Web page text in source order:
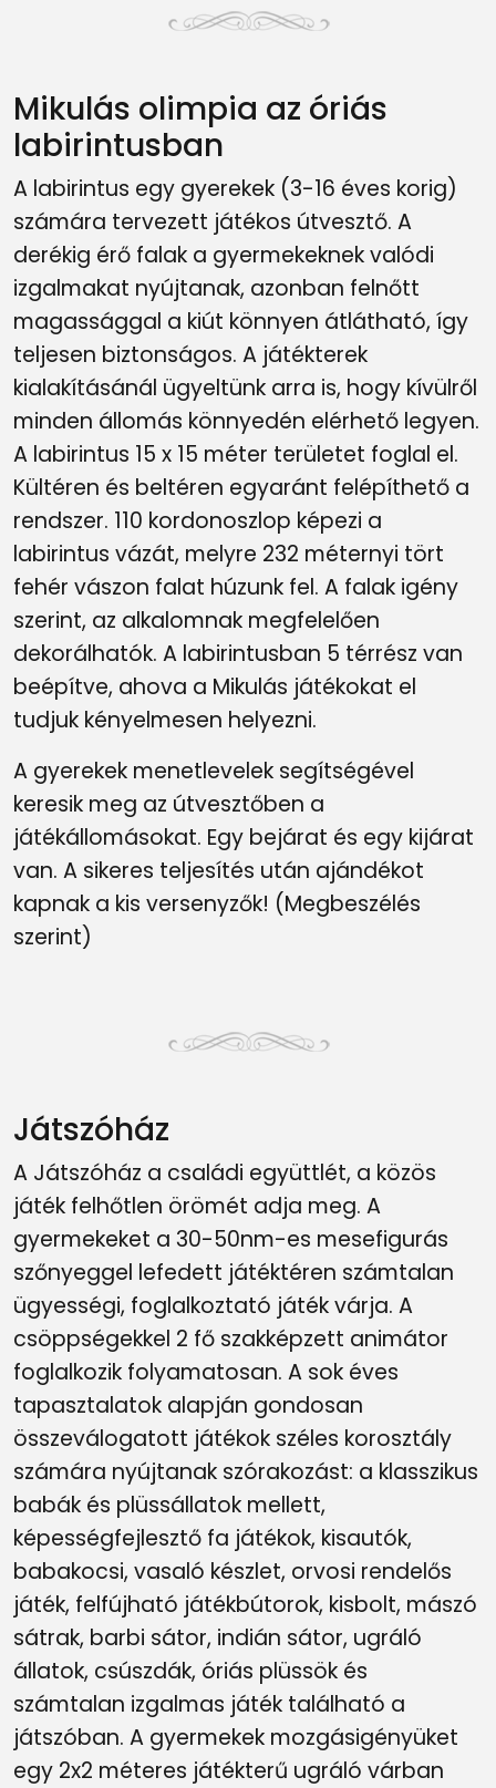
Mikulás olimpia az óriás
labirintusban
A labirintus egy gyerekek (3-16 éves korig)
számára tervezett játékos útvesztő. A
derékig érő falak a gyermekeknek valódi
izgalmakat nyújtanak, azonban felnőtt
magassággal a kiút könnyen átlátható, így
teljesen biztonságos. A játékterek
kialakításánál ügyeltünk arra is, hogy kívülről
minden állomás könnyedén elérhető legyen.
A labirintus 15 x 15 méter területet foglal el.
Kültéren és beltéren egyaránt felépíthető a
rendszer. 110 kordonoszlop képezi a
labirintus vázát, melyre 232 méternyi tört
fehér vászon falat húzunk fel. A falak igény
szerint, az alkalomnak megfelelően
dekorálhatók. A labirintusban 5 térrész van
beépítve, ahova a Mikulás játékokat el
tudjuk kényelmesen helyezni.
A gyerekek menetlevelek segítségével
keresik meg az útvesztőben a
játékállomásokat. Egy bejárat és egy kijárat
van. A sikeres teljesítés után ajándékot
kapnak a kis versenyzők! (Megbeszélés
szerint)
Játszóház
A Játszóház a családi együttlét, a közös
játék felhőtlen örömét adja meg. A
gyermekeket a 30-50nm-es mesefigurás
szőnyeggel lefedett játéktéren számtalan
ügyességi, foglalkoztató játék várja. A
csöppségekkel 2 fő szakképzett animátor
foglalkozik folyamatosan. A sok éves
tapasztalatok alapján gondosan
összeválogatott játékok széles korosztály
számára nyújtanak szórakozást: a klasszikus
babák és plüssállatok mellett,
képességfejlesztő fa játékok, kisautók,
babakocsi, vasaló készlet, orvosi rendelős
játék, felfújható játékbútorok, kisbolt, mászó
sátrak, barbi sátor, indián sátor, ugráló
állatok, csúszdák, óriás plüssök és
számtalan izgalmas játék található a
játszóban. A gyermekek mozgásigényüket
egy 2x2 méteres játékterű ugráló várban